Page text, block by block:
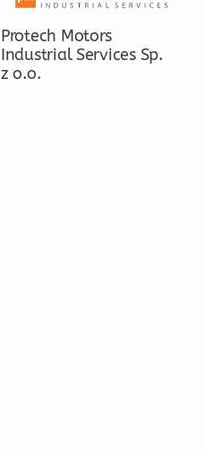
Protech Motors
Industrial Services Sp.
z o.o.